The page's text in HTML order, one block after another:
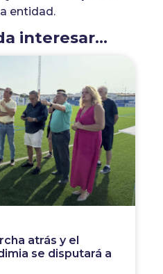
entidad.
interesar...
atrás y el
se disputará a